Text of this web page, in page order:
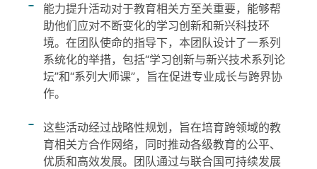
能力提升活动对于教育相关方至关重要，能够帮
助他们应对不断变化的学习创新和新兴科技环
境。在团队使命的指导下，本团队设计了一系列
系统化的举措，包括“学习创新与新兴技术系列论
坛”和“系列大师课”，旨在促进专业成长与跨界协
作。
这些活动经过战略性规划，旨在培育跨领域的教
育相关方合作网络，同时推动各级教育的公平、
优质和高效发展。团队通过与联合国可持续发展